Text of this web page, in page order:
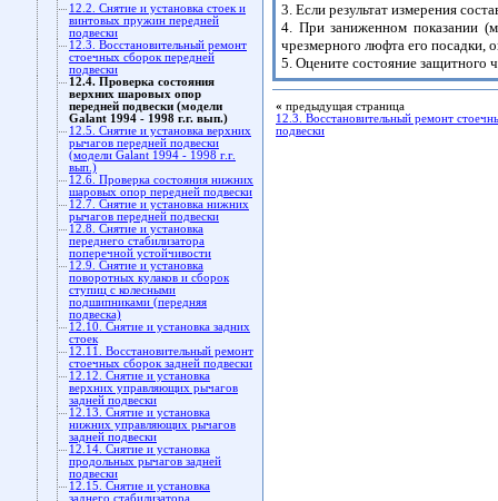
12.2. Снятие и установка стоек и
винтовых пружин передней
подвески
12.3. Восстановительный ремонт
стоечных сборок передней
подвески
12.4. Проверка состояния
верхних шаровых опор
передней подвески (модели
Galant 1994 - 1998 г.г. вып.)
12.5. Снятие и установка верхних
рычагов передней подвески
(модели Galant 1994 - 1998 г.г.
вып.)
12.6. Проверка состояния нижних
шаровых опор передней подвески
12.7. Снятие и установка нижних
рычагов передней подвески
12.8. Снятие и установка
переднего стабилизатора
поперечной устойчивости
12.9. Снятие и установка
поворотных кулаков и сборок
ступиц с колесными
подшипниками (передняя
подвеска)
12.10. Снятие и установка задних
стоек
12.11. Восстановительный ремонт
стоечных сборок задней подвески
12.12. Снятие и установка
верхних управляющих рычагов
задней подвески
12.13. Снятие и установка
нижних управляющих рычагов
задней подвески
12.14. Снятие и установка
продольных рычагов задней
подвески
12.15. Снятие и установка
заднего стабилизатора
3. Если результат измерения
4. При заниженном показании
чрезмерного люфта его посадки,
5. Оцените состояние защитного
« предыдущая страница
12.3. Восстановительный ремонт
подвески